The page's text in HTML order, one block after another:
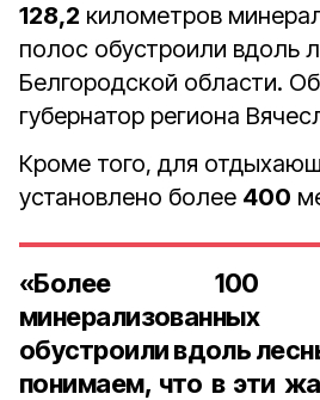
128,2 километров
полос обустроили вдоль
Белгородской области.
губернатор региона
Кроме того, для
установлено более 400
«Более 100
обустроили вдоль
понимаем, что в эти